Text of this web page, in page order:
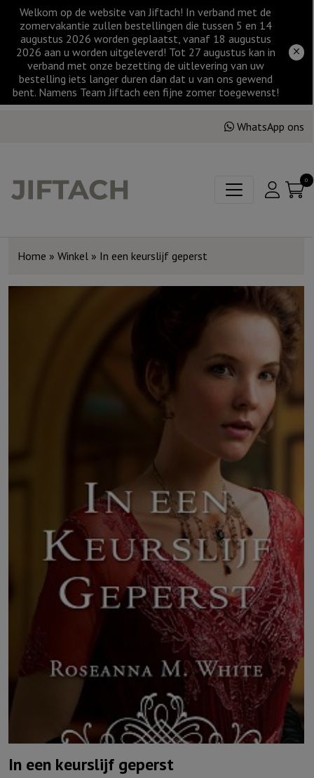
Welkom op de website van Jiftach! In verband met de
zomervakantie zullen bestellingen die tussen 5 en 14
augustus 2026 worden geplaatst, vanaf 18 augustus
2026 aan u worden uitgeleverd! Tot 27 augustus kan in
verband met onze bezetting de uitlevering van uw
bestelling iets langer duren dan dat u van ons gewend
bent. Namens Team Jiftach een fijne zomer toegewenst!
WhatsApp ons
0
Home » Winkel » In een keurslijf geperst
In een keurslijf geperst